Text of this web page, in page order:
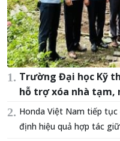
Trường Đại học Kỹ
hỗ trợ xóa nhà tạm,
Honda Việt Nam tiếp
định hiệu quả hợp tác